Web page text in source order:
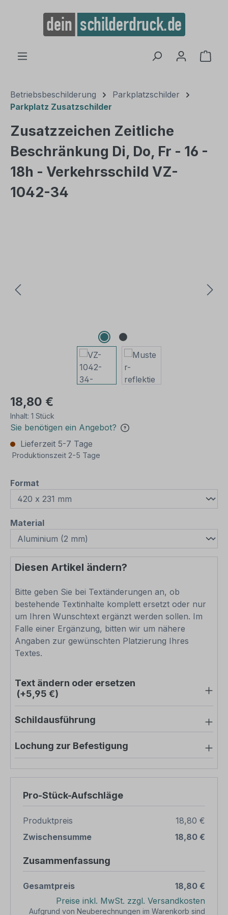
springen
Betriebsbeschilderung
Parkplatzschilder
Parkplatz Zusatzschilder
Zusatzzeichen Zeitliche
Beschränkung Di, Do, Fr - 16 -
18h - Verkehrsschild VZ-
1042-34
18,80 €
Inhalt: 1 Stück
Sie benötigen ein Angebot?
Lieferzeit 5-7 Tage
Produktionszeit 2-5 Tage
Format
Materialauswählen
Diesen Artikel ändern?
Bitte geben Sie bei Textänderungen an, ob
bestehende Textinhalte komplett ersetzt oder nur
um Ihren Wunschtext ergänzt werden sollen. Im
Falle einer Ergänzung, bitten wir um nähere
Angaben zur gewünschten Platzierung Ihres
Textes.
Text ändern oder ersetzen
(+5,95 €)
Schildausführung
Lochung zur Befestigung
Pro-Stück-Aufschläge
Produktpreis
18,80 €
Zwischensumme
18,80 €
Zusammenfassung
Gesamtpreis
18,80 €
Preise inkl. MwSt. zzgl. Versandkosten
Aufgrund von Neuberechnungen im Warenkorb sind